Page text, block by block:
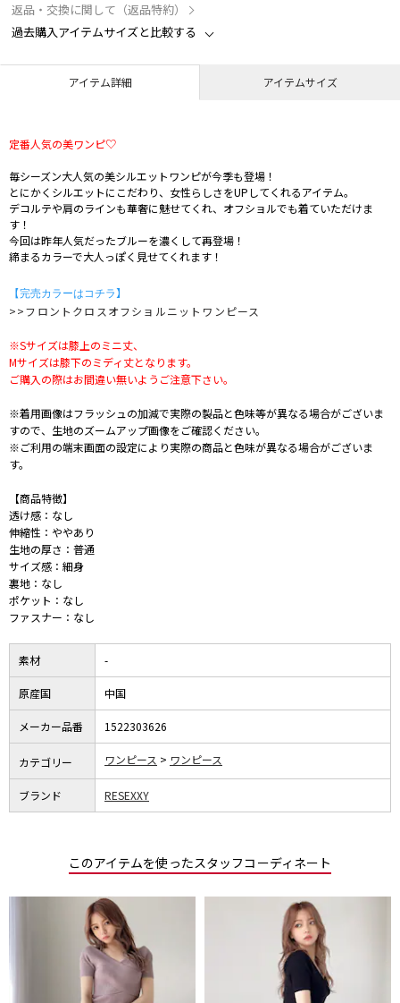
返品・交換に関して（返品特約）
過去購入アイテムサイズと比較する
アイテム詳細 アイテムサイズ
定番人気の美ワンピ♡
毎シーズン大人気の美シルエットワンピが今季も登場！
とにかくシルエットにこだわり、女性らしさをUPしてくれるアイテム。
デコルテや肩のラインも華奢に魅せてくれ、オフショルでも着ていただけま
す！
今回は昨年人気だったブルーを濃くして再登場！
締まるカラーで大人っぽく見せてくれます！
【完売カラーはコチラ】
>>フロントクロスオフショルニットワンピース
※Sサイズは膝上のミニ丈、
Mサイズは膝下のミディ丈となります。
ご購入の際はお間違い無いようご注意下さい。
※着用画像はフラッシュの加減で実際の製品と色味等が異なる場合がございま
すので、生地のズームアップ画像をご確認ください。
※ご利用の端末画面の設定により実際の商品と色味が異なる場合がございま
す。
【商品特徴】
透け感：なし
伸縮性：ややあり
生地の厚さ：普通
サイズ感：細身
裏地：なし
ポケット：なし
ファスナー：なし
素材 -
原産国 中国
メーカー品番 1522303626
カテゴリー ワンピース ワンピース
ブランド RESEXXY
このアイテムを使ったスタッフコーディネート